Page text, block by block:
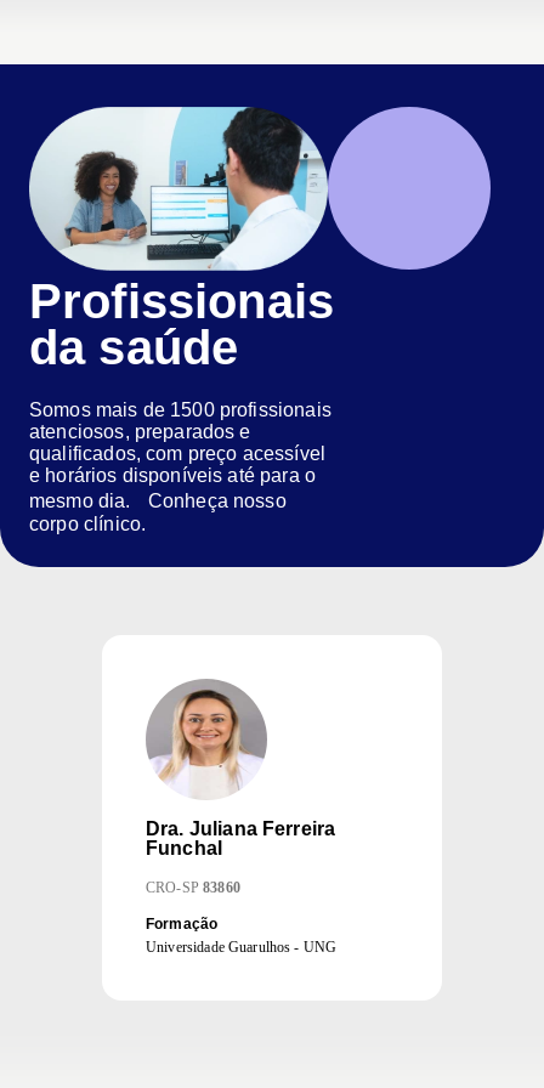
Profissionais
da saúde
Somos mais de 1500 profissionais
atenciosos, preparados e
qualificados, com preço acessível
e horários disponíveis até para o
mesmo dia. Conheça nosso
corpo clínico.
Dra. Juliana Ferreira
Funchal
CRO-SP 83860
Formação
Universidade Guarulhos - UNG